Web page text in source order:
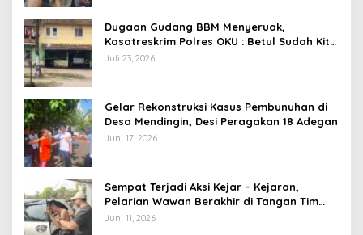
Dugaan Gudang BBM Menyeruak,
Kasatreskrim Polres OKU : Betul Sudah Kita
Pasang Police Line
Juli 23, 2026
Gelar Rekonstruksi Kasus Pembunuhan di
Desa Mendingin, Desi Peragakan 18 Adegan
Juni 17, 2026
Sempat Terjadi Aksi Kejar – Kejaran,
Pelarian Wawan Berakhir di Tangan Tim
Opsnal Polsek Lubuk Batang, Kaki
Juni 11, 2026